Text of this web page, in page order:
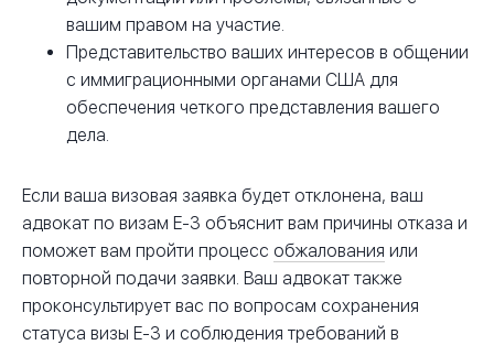
вашим правом на участие.
Представительство ваших интересов в общении
с иммиграционными органами США для
обеспечения четкого представления вашего
дела.
Если ваша визовая заявка будет отклонена, ваш
адвокат по визам E-3 объяснит вам причины отказа и
поможет вам пройти процесс обжалования или
повторной подачи заявки. Ваш адвокат также
проконсультирует вас по вопросам сохранения
статуса визы E-3 и соблюдения требований в